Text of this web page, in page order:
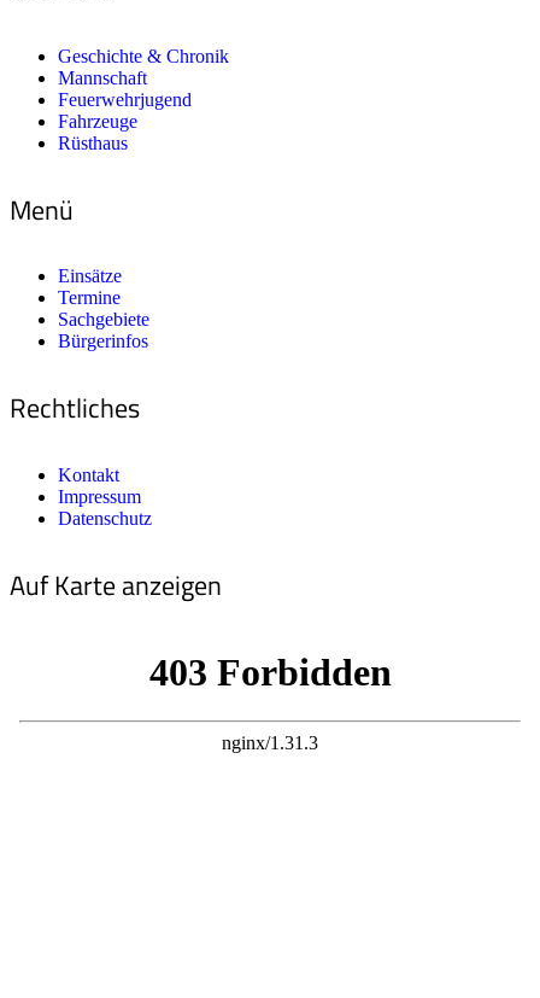
Geschichte & Chronik
Mannschaft
Feuerwehrjugend
Fahrzeuge
Rüsthaus
Menü
Einsätze
Termine
Sachgebiete
Bürgerinfos
Rechtliches
Kontakt
Impressum
Datenschutz
Auf Karte anzeigen